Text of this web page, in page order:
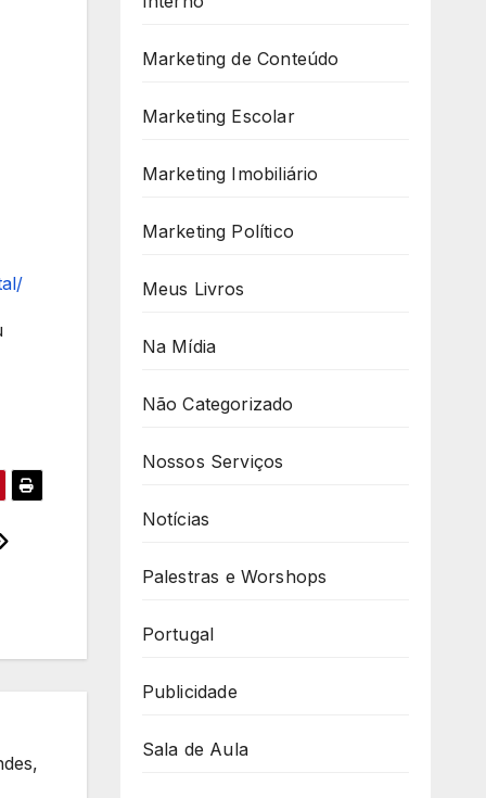
Marketing de Conteúdo
Marketing Escolar
Marketing Imobiliário
Marketing Político
Meus Livros
Na Mídia
Não Categorizado
Nossos Serviços
Notícias
Palestras e Worshops
Portugal
Publicidade
Sala de Aula